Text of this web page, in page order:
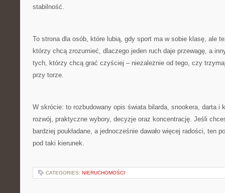
stabilność.
To strona dla osób, które lubią, gdy sport ma w sobie klasę, ale
którzy chcą zrozumieć, dlaczego jeden ruch daje przewagę, a
tych, którzy chcą grać czyściej – niezależnie od tego, czy
przy torze.
W skrócie: to rozbudowany opis świata bilarda, snookera, darta i
rozwój, praktyczne wybory, decyzje oraz koncentrację. Jeśli
bardziej poukładane, a jednocześnie dawało więcej radości, ten
pod taki kierunek.
CATEGORIES: NIERUCHOMOŚCI